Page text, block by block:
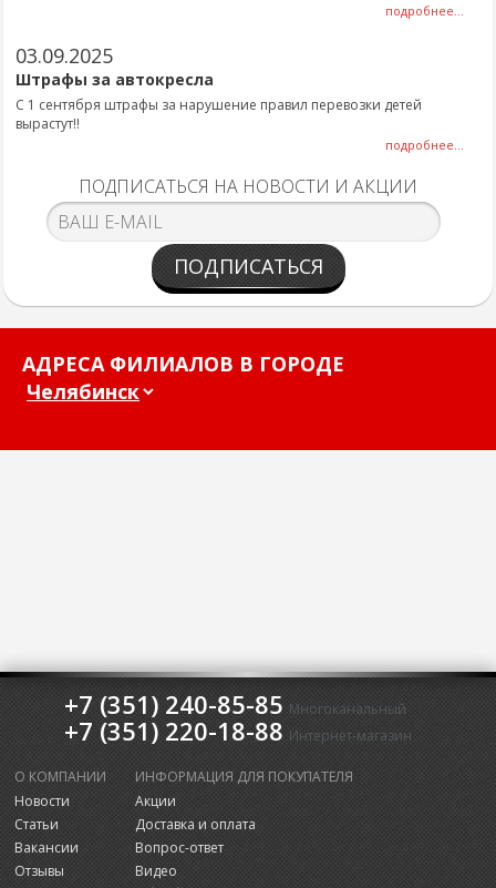
подробнее...
03.09.2025
Штрафы за автокресла
С 1 сентября штрафы за нарушение правил перевозки детей
вырастут!!
подробнее...
ПОДПИСАТЬСЯ НА НОВОСТИ И АКЦИИ
ПОДПИСАТЬСЯ
АДРЕСА ФИЛИАЛОВ В ГОРОДЕ
+7 (351) 240-85-85 Многоканальный
+7 (351) 220-18-88 Интернет-магазин
О КОМПАНИИ
Новости
Статьи
Вакансии
Отзывы
ИНФОРМАЦИЯ ДЛЯ ПОКУПАТЕЛЯ
Акции
Доставка и оплата
Вопрос-ответ
Видео